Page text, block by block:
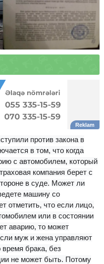
против закона в
в том, что когда
с автомобилем, который
компания берет с
в суде. Может ли
машину со
отметить, что если лицо,
или в состоянии
аварию, то может
муж и жена управляют
брака, без
не может быть. Потому